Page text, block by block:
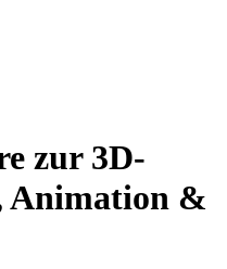
zur 3D-
Animation &